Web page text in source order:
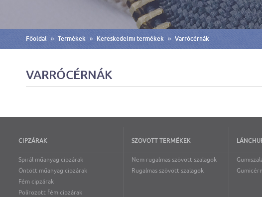
Főoldal » Termékek » Kereskedelmi termékek » Varrócérnák
VARRÓCÉRNÁK
CIPZÁRAK
Spirál műanyag cipzárak
Öntött műanyag cipzárak
Fém cipzárak
Polírozott fém cipzárak
SZÖVÖTT TERMÉKEK
Nem rugalmas szövött szalagok
Rugalmas szövött szalagok